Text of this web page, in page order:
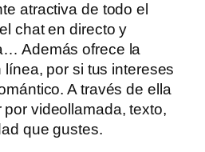
atractiva de todo el
chat en directo y
Además ofrece la
por si tus intereses
A través de ella
videollamada, texto,
que gustes.